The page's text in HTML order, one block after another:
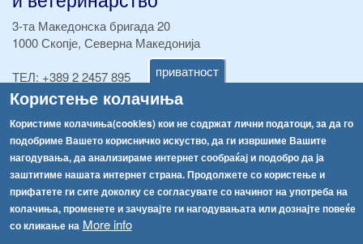
приватност
Користење колачиња
Користиме колачиња(cookies) кои не содржат лични податоци, за да го
подобриме Вашето корисничко искуство, да ги извршиме Вашите
нагодувања, да анализираме интернет сообраќај и подобро да ја
заштитиме нашата интернет страна. Продолжете со користење и
прифатете ги сите доколку се согласувате со начинот на употреба на
колачиња, променете и зачувајте ги нагодувањата или дознајте повеќе
со кликање на More info
3-та Македонска бригада 20
1000 Скопје, Северна Македонија
ТЕЛ: +389 2 2457 895
ТЕЛ:+389 2 2457 873
Факс:
Факс:+389 2 2457 871
info@fva.gov.mk
[АХВ-претходна страна]
Соопштенија
Високите температури ризик од труење со храна, опасни се и за животните
Навигација
Архива